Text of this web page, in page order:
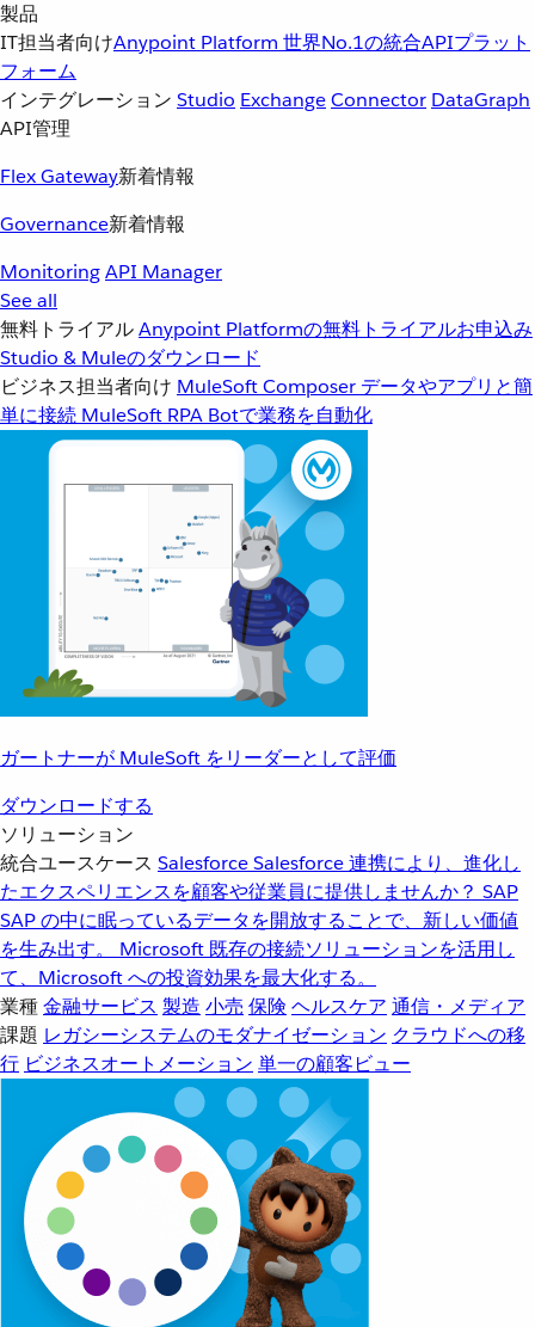
製品
IT担当者向けAnypoint Platform 世界No.1の統合APIプラット
フォーム
インテグレーション Studio ExchangeConnector DataGraph
API管理
Flex Gateway新着情報
Governance新着情報
MonitoringAPI Manager
See all
無料トライアルAnypoint Platformの無料トライアルお申込み
Studio & Muleのダウンロード
ビジネス担当者向け MuleSoft Composer データやアプリと簡
単に接続 MuleSoft RPA Botで業務を自動化
ガートナーが MuleSoft をリーダーとして評価
ダウンロードする
ソリューション
統合ユースケース SalesforceSalesforce 連携により、進化し
たエクスペリエンスを顧客や従業員に提供しませんか？ SAP
SAP の中に眠っているデータを開放することで、新しい価値
を生み出す。
Microsoft 既存の接続ソリューションを活用し
て、Microsoft への投資効果を最大化する。
業種金融サービス 製造 小売 保険 ヘルスケア 通信・メディア
課題 レガシーシステムのモダナイゼーション クラウドへの移
行 ビジネスオートメーション 単一の顧客ビュー